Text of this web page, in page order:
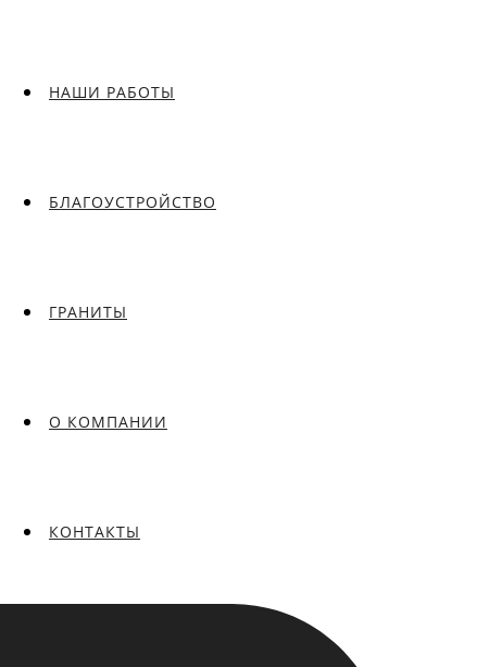
НАШИ РАБОТЫ
БЛАГОУСТРОЙСТВО
ГРАНИТЫ
О КОМПАНИИ
КОНТАКТЫ